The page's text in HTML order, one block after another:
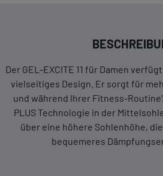
Der GEL-EXCITE 11 für Damen
vielseitiges Design. Er sorgt für
und während Ihrer Fitness-
PLUS Technologie in der
über eine höhere Sohlenhöhe,
bequemeres